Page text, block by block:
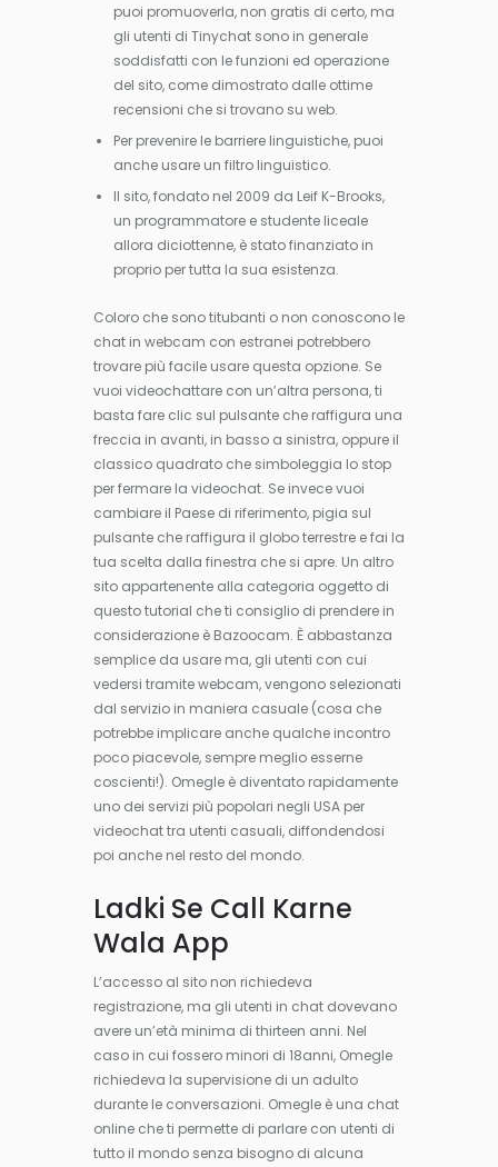
puoi promuoverla, non gratis di certo, ma
gli utenti di Tinychat sono in generale
soddisfatti con le funzioni ed operazione
del sito, come dimostrato dalle ottime
recensioni che si trovano su web.
Per prevenire le barriere linguistiche, puoi
anche usare un filtro linguistico.
Il sito, fondato nel 2009 da Leif K-Brooks,
un programmatore e studente liceale
allora diciottenne, è stato finanziato in
proprio per tutta la sua esistenza.
Coloro che sono titubanti o non conoscono le
chat in webcam con estranei potrebbero
trovare più facile usare questa opzione. Se
vuoi videochattare con un’altra persona, ti
basta fare clic sul pulsante che raffigura una
freccia in avanti, in basso a sinistra, oppure il
classico quadrato che simboleggia lo stop
per fermare la videochat. Se invece vuoi
cambiare il Paese di riferimento, pigia sul
pulsante che raffigura il globo terrestre e fai la
tua scelta dalla finestra che si apre. Un altro
sito appartenente alla categoria oggetto di
questo tutorial che ti consiglio di prendere in
considerazione è Bazoocam. È abbastanza
semplice da usare ma, gli utenti con cui
vedersi tramite webcam, vengono selezionati
dal servizio in maniera casuale (cosa che
potrebbe implicare anche qualche incontro
poco piacevole, sempre meglio esserne
coscienti!). Omegle è diventato rapidamente
uno dei servizi più popolari negli USA per
videochat tra utenti casuali, diffondendosi
poi anche nel resto del mondo.
Ladki Se Call Karne
Wala App
L’accesso al sito non richiedeva
registrazione, ma gli utenti in chat dovevano
avere un’età minima di thirteen anni. Nel
caso in cui fossero minori di 18anni, Omegle
richiedeva la supervisione di un adulto
durante le conversazioni. Omegle è una chat
online che ti permette di parlare con utenti di
tutto il mondo senza bisogno di alcuna